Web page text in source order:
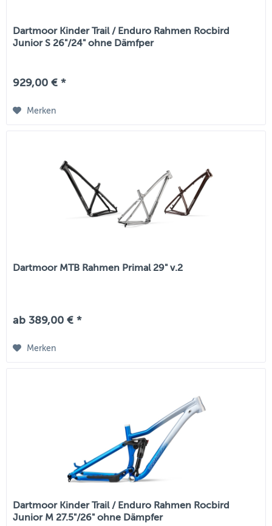
Dartmoor Kinder Trail / Enduro Rahmen Rocbird
Junior S 26"/24" ohne Dämfper
929,00 € *
Merken
Dartmoor MTB Rahmen Primal 29" v.2
ab 389,00 € *
Merken
Dartmoor Kinder Trail / Enduro Rahmen Rocbird
Junior M 27.5"/26" ohne Dämpfer